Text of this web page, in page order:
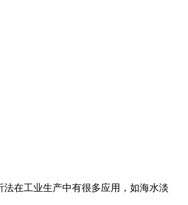
在工业生产中有很多应用，如海水淡